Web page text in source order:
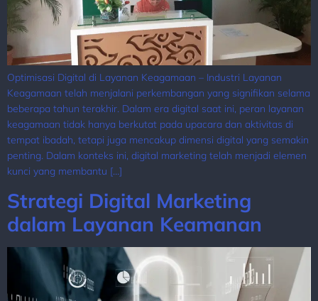
Optimisasi Digital di Layanan Keagamaan – Industri Layanan
Keagamaan telah menjalani perkembangan yang signifikan selama
beberapa tahun terakhir. Dalam era digital saat ini, peran layanan
keagamaan tidak hanya berkutat pada upacara dan aktivitas di
tempat ibadah, tetapi juga mencakup dimensi digital yang semakin
penting. Dalam konteks ini, digital marketing telah menjadi elemen
kunci yang membantu […]
Strategi Digital Marketing
dalam Layanan Keamanan